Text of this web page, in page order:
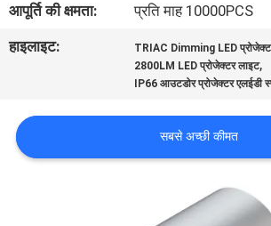
संपर्क
समाचार
आपूर्ति की क्षमता:
प्रति माह 10000PCS
हाइलाइट:
TRIAC Dimming LED
2800LM LED प्रोजेक्टर लाइट,
IP66 आउटडोर प्रोजेक्टर एलईडी
सबसे अच्छी कीमत